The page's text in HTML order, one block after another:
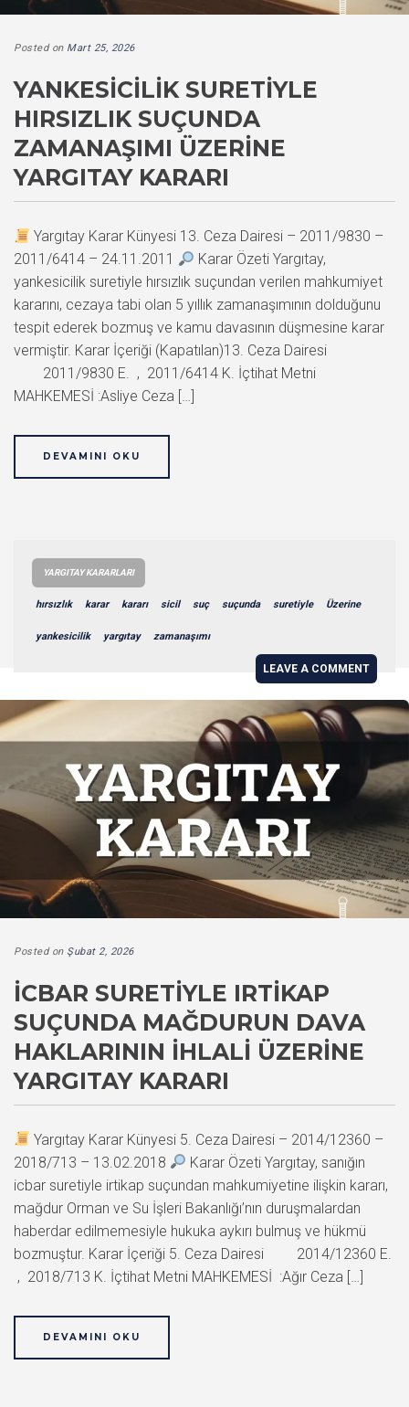
Posted on Mart 25, 2026
YANKESICILIK SURETIYLE
HIRSIZLIK SUÇUNDA
ZAMANAŞIMI ÜZERINE
YARGITAY KARARI
Yargıtay Karar Künyesi 13. Ceza Dairesi – 2011/9830 –
2011/6414 – 24.11.2011
Karar Özeti Yargıtay,
yankesicilik suretiyle hırsızlık suçundan verilen mahkumiyet
kararını, cezaya tabi olan 5 yıllık zamanaşımının dolduğunu
tespit ederek bozmuş ve kamu davasının düşmesine karar
vermiştir. Karar İçeriği (Kapatılan)13. Ceza Dairesi
2011/9830 E. , 2011/6414 K. İçtihat Metni
MAHKEMESİ :Asliye Ceza […]
DEVAMINI OKU
YARGITAY KARARLARI
hırsızlık karar kararı sicil suç suçunda suretiyle Üzerine
yankesicilik yargıtay zamanaşımı
LEAVE A COMMENT
Posted on Şubat 2, 2026
İCBAR SURETIYLE IRTIKAP
SUÇUNDA MAĞDURUN DAVA
HAKLARININ İHLALI ÜZERINE
YARGITAY KARARI
Yargıtay Karar Künyesi 5. Ceza Dairesi – 2014/12360 –
2018/713 – 13.02.2018
Karar Özeti Yargıtay, sanığın
icbar suretiyle irtikap suçundan mahkumiyetine ilişkin kararı,
mağdur Orman ve Su İşleri Bakanlığı’nın duruşmalardan
haberdar edilmemesiyle hukuka aykırı bulmuş ve hükmü
bozmuştur. Karar İçeriği 5. Ceza Dairesi 2014/12360 E.
, 2018/713 K. İçtihat Metni MAHKEMESİ :Ağır Ceza […]
DEVAMINI OKU